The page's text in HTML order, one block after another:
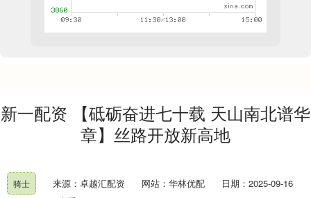
新一配资 【砥砺奋进七十载 天山南北谱华
章】丝路开放新高地
骑士 来源：卓越汇配资 网站：华林优配
日期：2025-09-16